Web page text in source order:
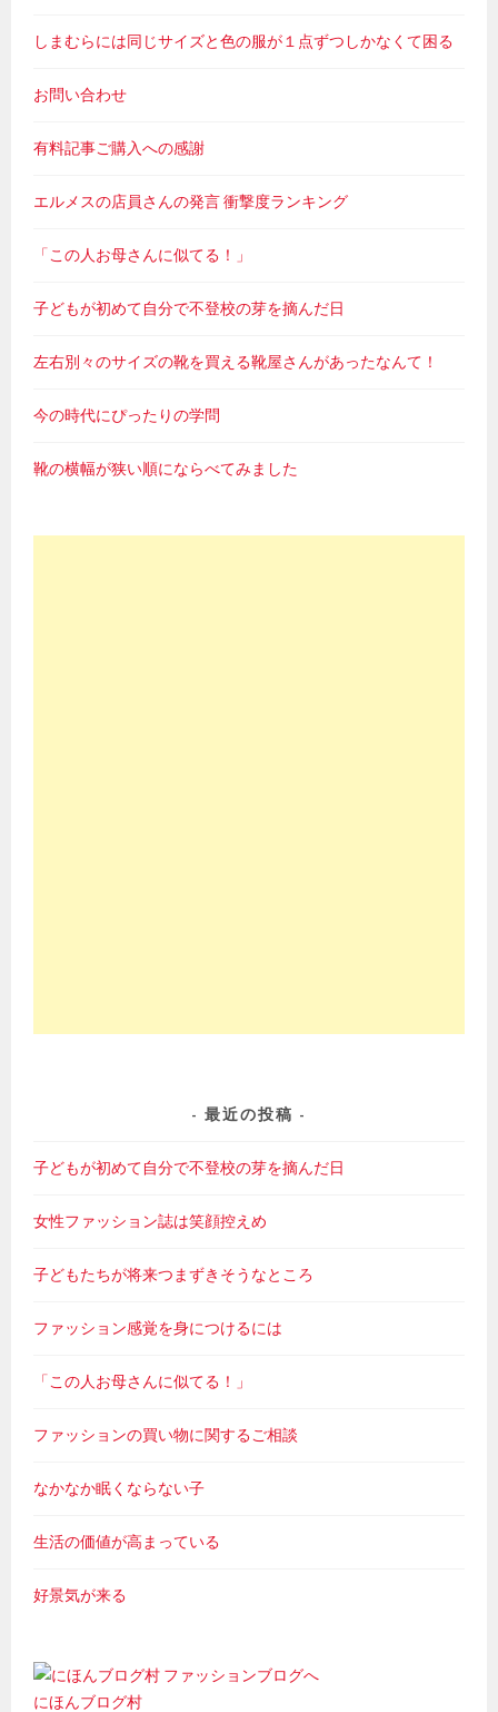
しまむらには同じサイズと色の服が１点ずつしかなくて困る
お問い合わせ
有料記事ご購入への感謝
エルメスの店員さんの発言 衝撃度ランキング
「この人お母さんに似てる！」
子どもが初めて自分で不登校の芽を摘んだ日
左右別々のサイズの靴を買える靴屋さんがあったなんて！
今の時代にぴったりの学問
靴の横幅が狭い順にならべてみました
最近の投稿
子どもが初めて自分で不登校の芽を摘んだ日
女性ファッション誌は笑顔控えめ
子どもたちが将来つまずきそうなところ
ファッション感覚を身につけるには
「この人お母さんに似てる！」
ファッションの買い物に関するご相談
なかなか眠くならない子
生活の価値が高まっている
好景気が来る
にほんブログ村